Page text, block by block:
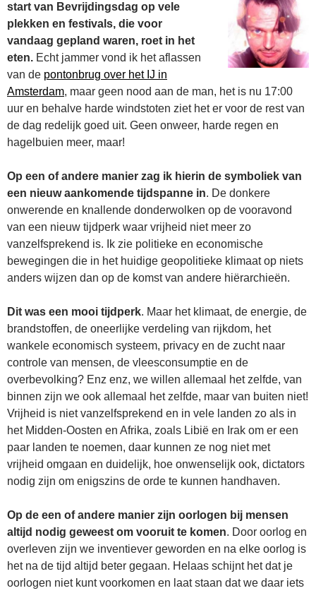
start van Bevrijdingsdag op vele
plekken en festivals, die voor
vandaag gepland waren, roet in het
eten. Echt jammer vond ik het aflassen
van de pontonbrug over het IJ in
Amsterdam, maar geen nood aan de man, het is nu 17:00
uur en behalve harde windstoten ziet het er voor de rest van
de dag redelijk goed uit. Geen onweer, harde regen en
hagelbuien meer, maar!
Op een of andere manier zag ik hierin de symboliek van
een nieuw aankomende tijdspanne in. De donkere
onwerende en knallende donderwolken op de vooravond
van een nieuw tijdperk waar vrijheid niet meer zo
vanzelfsprekend is. Ik zie politieke en economische
bewegingen die in het huidige geopolitieke klimaat op niets
anders wijzen dan op de komst van andere hiërarchieën.
Dit was een mooi tijdperk. Maar het klimaat, de energie, de
brandstoffen, de oneerlijke verdeling van rijkdom, het
wankele economisch systeem, privacy en de zucht naar
controle van mensen, de vleesconsumptie en de
overbevolking? Enz enz, we willen allemaal het zelfde, van
binnen zijn we ook allemaal het zelfde, maar van buiten niet!
Vrijheid is niet vanzelfsprekend en in vele landen zo als in
het Midden-Oosten en Afrika, zoals Libië en Irak om er een
paar landen te noemen, daar kunnen ze nog niet met
vrijheid omgaan en duidelijk, hoe onwenselijk ook, dictators
nodig zijn om enigszins de orde te kunnen handhaven.
Op de een of andere manier zijn oorlogen bij mensen
altijd nodig geweest om vooruit te komen. Door oorlog en
overleven zijn we inventiever geworden en na elke oorlog is
het na de tijd altijd beter gegaan. Helaas schijnt het dat je
oorlogen niet kunt voorkomen en laat staan dat we daar iets